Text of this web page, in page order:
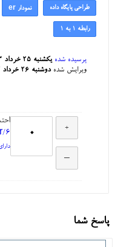
طراحی پایگاه داده نمودار er
رابطه 1 به 1
پرسیده شده یکشنبه ۲۵ خرداد ۱۳۹۳
ویرایش شده دوشنبه ۲۶ خرداد ۱۳۹۳
0
6/
پاسخ شما